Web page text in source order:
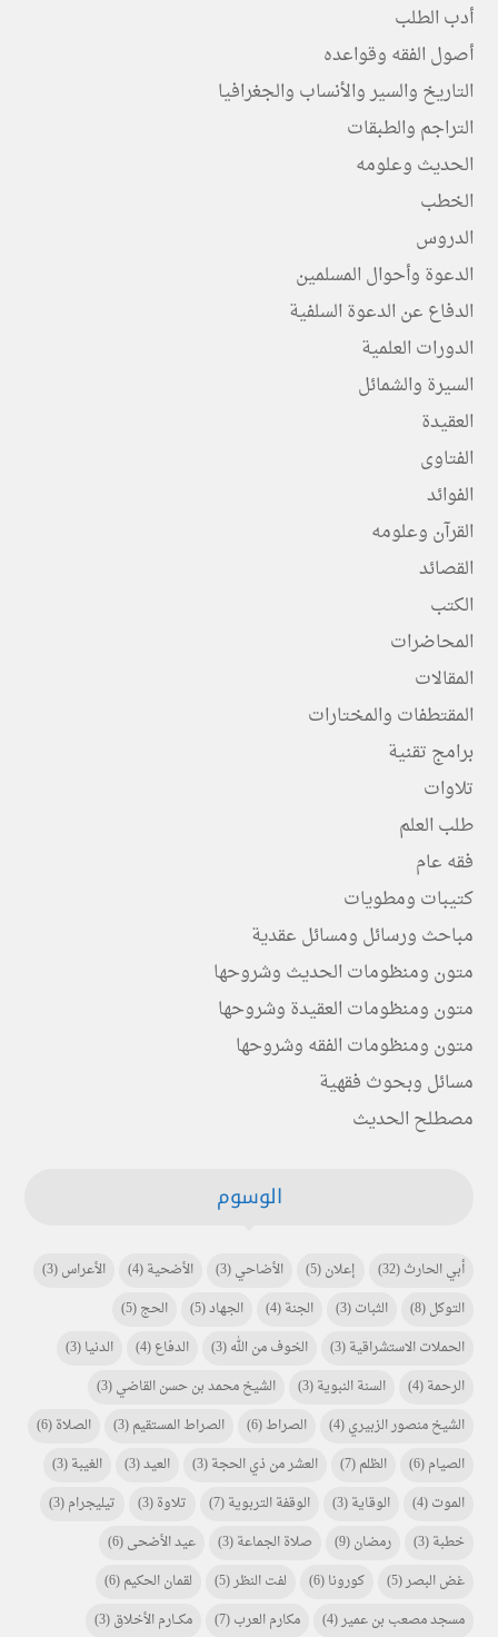
أدب الطلب
أصول الفقه وقواعده
التاريخ والسير والأنساب والجغرافيا
التراجم والطبقات
الحديث وعلومه
الخطب
الدروس
الدعوة وأحوال المسلمين
الدفاع عن الدعوة السلفية
الدورات العلمية
السيرة والشمائل
العقيدة
الفتاوى
الفوائد
القرآن وعلومه
القصائد
الكتب
المحاضرات
المقالات
المقتطفات والمختارات
برامج تقنية
تلاوات
طلب العلم
فقه عام
كتيبات ومطويات
مباحث ورسائل ومسائل عقدية
متون ومنظومات الحديث وشروحها
متون ومنظومات العقيدة وشروحها
متون ومنظومات الفقه وشروحها
مسائل وبحوث فقهية
مصطلح الحديث
الوسوم
أبي الحارث(32) إعلان(5) الأضاحي(3) الأضحية(4) الأعراس(3)
التوكل(8) الثبات(3) الجنة(4) الجهاد(5) الحج(5)
الحملات الاستشراقية(3) الخوف من الله(3) الدفاع(4) الدنيا(3)
الرحمة(4) السنة النبوية(3) الشيخ محمد بن حسن القاضي(3)
الشيخ منصور الزبيري(4) الصراط(6) الصراط المستقيم(3) الصلاة(6)
الصيام(6) الظلم(7) العشر من ذي الحجة(3) العيد(3) الغيبة(3)
الموت(4) الوقاية(3) الوقفة التربوية(7) تلاوة(3) تيليجرام(3)
خطبة(3) رمضان(9) صلاة الجماعة(3) عيد الأضحى(6)
غض البصر(5) كورونا(6) لفت النظر(5) لقمان الحكيم(6)
مسجد مصعب بن عمير(4) مكارم العرب(7) مكـــارم الأخلاق(3)